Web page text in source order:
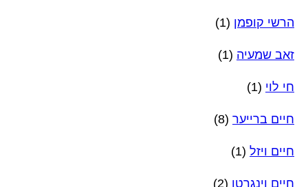
הרשי קופמן (1)
זאב שמעיה (1)
חי לוי (1)
חיים ברייער (8)
חיים ויזל (1)
חיים וינגרטן (2)